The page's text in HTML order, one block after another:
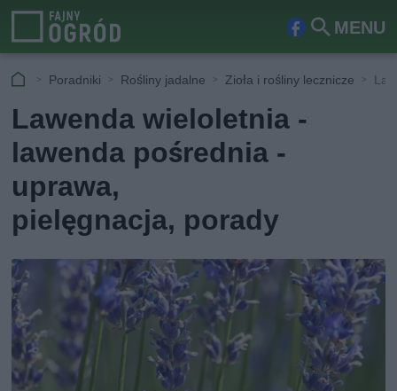
MENU
Fa
ook
Szu
Poradniki Rośliny jadalne Zioła i rośliny lecznicze
Lawenda wieloletnia -
lawenda pośrednia -
uprawa,
pielęgnacja, porady